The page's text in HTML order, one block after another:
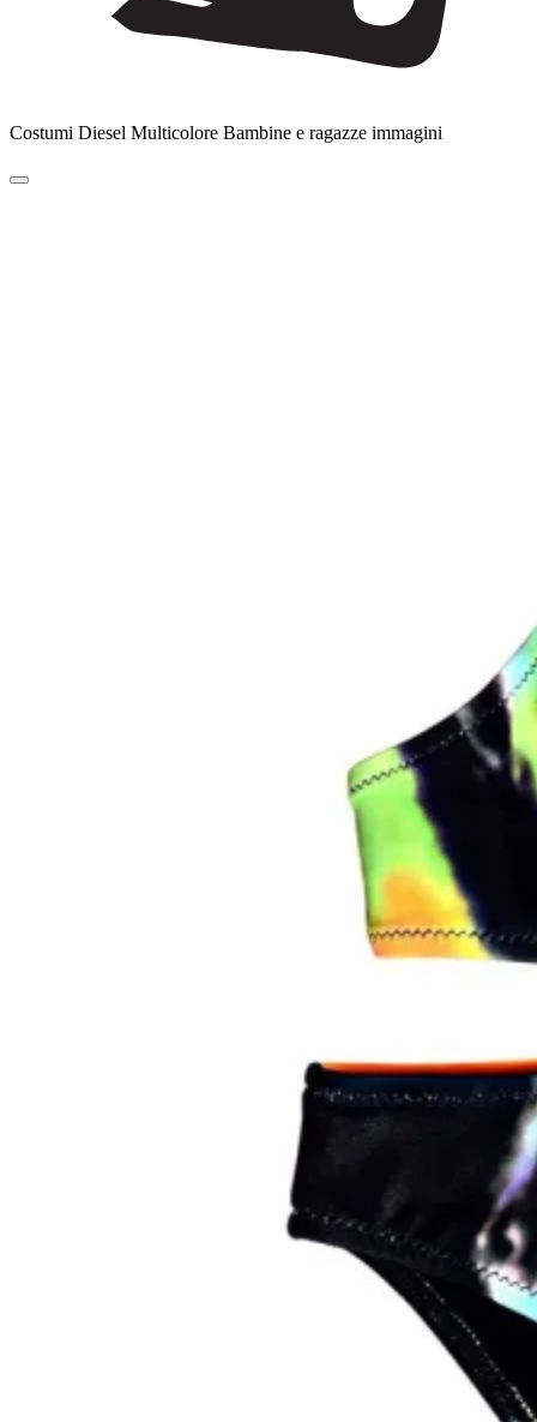
Costumi Diesel Multicolore Bambine e ragazze immagini